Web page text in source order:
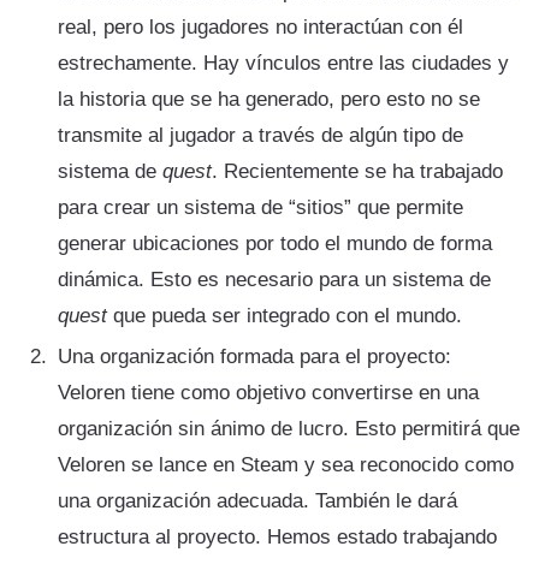
real, pero los jugadores no interactúan con él
estrechamente. Hay vínculos entre las ciudades y
la historia que se ha generado, pero esto no se
transmite al jugador a través de algún tipo de
sistema de quest. Recientemente se ha trabajado
para crear un sistema de “sitios” que permite
generar ubicaciones por todo el mundo de forma
dinámica. Esto es necesario para un sistema de
questque pueda ser integrado con el mundo.
Una organización formada para el proyecto:
Veloren tiene como objetivo convertirse en una
organización sin ánimo de lucro. Esto permitirá que
Veloren se lance en Steam y sea reconocido como
una organización adecuada. También le dará
estructura al proyecto. Hemos estado trabajando